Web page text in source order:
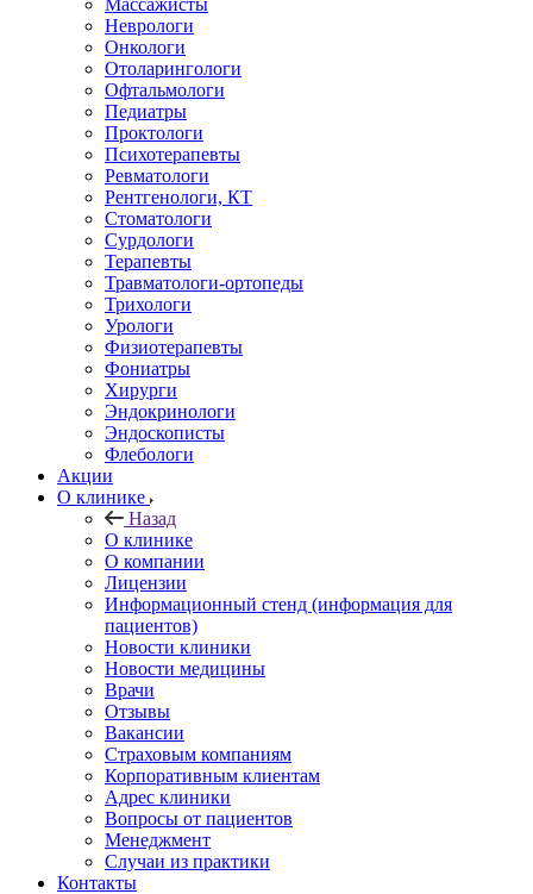
Массажисты
Неврологи
Онкологи
Отоларингологи
Офтальмологи
Педиатры
Проктологи
Психотерапевты
Ревматологи
Рентгенологи, КТ
Стоматологи
Сурдологи
Терапевты
Травматологи-ортопеды
Трихологи
Урологи
Физиотерапевты
Фониатры
Хирурги
Эндокринологи
Эндоскописты
Флебологи
Акции
О клинике
Назад
О клинике
О компании
Лицензии
Информационный стенд (информация для
пациентов)
Новости клиники
Новости медицины
Врачи
Отзывы
Вакансии
Страховым компаниям
Корпоративным клиентам
Адрес клиники
Вопросы от пациентов
Менеджмент
Случаи из практики
Контакты